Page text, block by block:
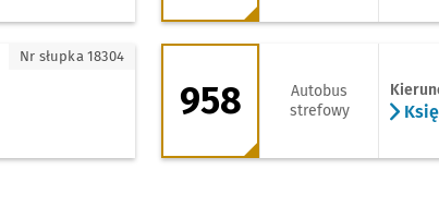
Nr słupka 18304 958 - kierunek
958
Autobus
strefowy